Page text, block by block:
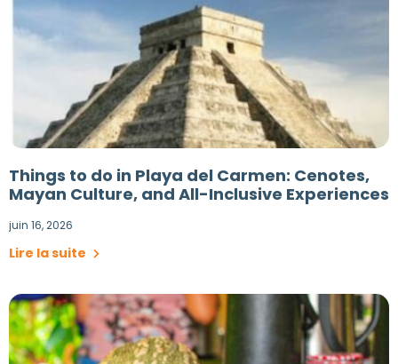
Things to do in Playa del Carmen: Cenotes,
Mayan Culture, and All-Inclusive Experiences
juin 16, 2026
Lire la suite